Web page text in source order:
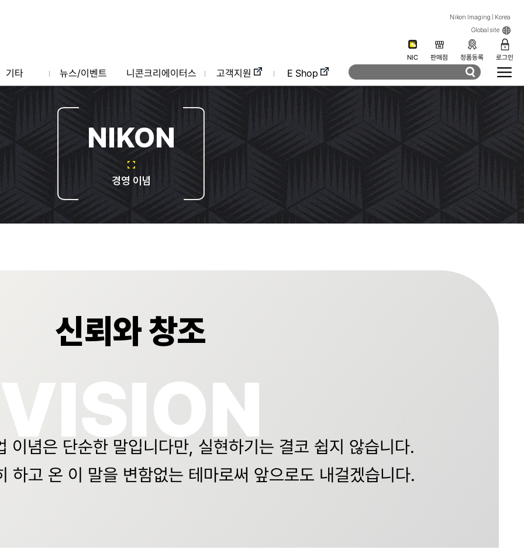
Nikon Imaging | Korea
Global site
NIC 판매점 정품등록 로그인
기타 뉴스/이벤트 니콘크리에이터스 고객지원 E Shop
NIKON
경영 이념
신뢰와 창조
이념은 단순한 말입니다만, 실현하기는 결코 쉽지 않습니다.
하고 온 이 말을 변함없는 테마로써 앞으로도 내걸겠습니다.